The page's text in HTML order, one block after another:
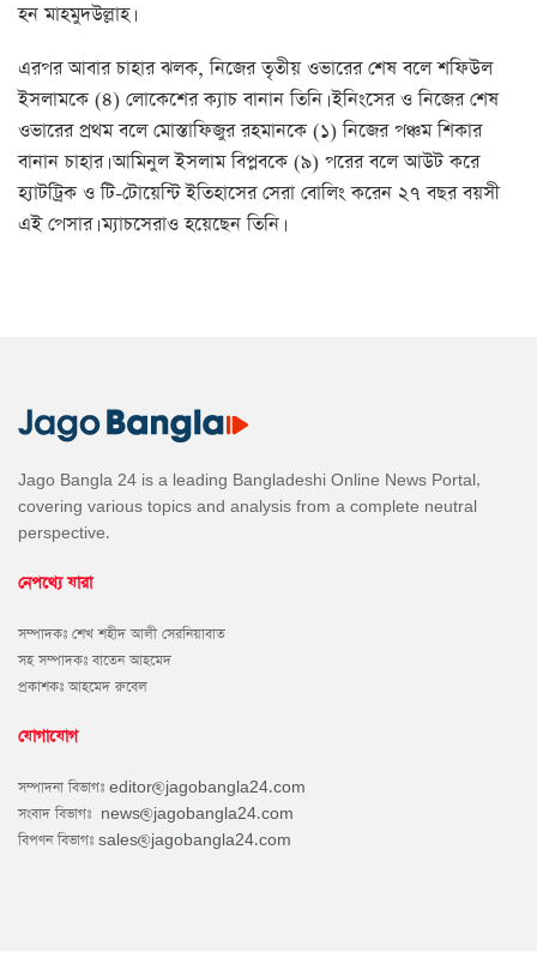
হন মাহমুদউল্লাহ।
এরপর আবার চাহার ঝলক, নিজের তৃতীয় ওভারের শেষ বলে শফিউল
ইসলামকে (৪) লোকেশের ক্যাচ বানান তিনি। ইনিংসের ও নিজের শেষ
ওভারের প্রথম বলে মোস্তাফিজুর রহমানকে (১) নিজের পঞ্চম শিকার
বানান চাহার। আমিনুল ইসলাম বিপ্লবকে (৯) পরের বলে আউট করে
হ্যাটট্রিক ও টি-টোয়েন্টি ইতিহাসের সেরা বোলিং করেন ২৭ বছর বয়সী
এই পেসার। ম্যাচসেরাও হয়েছেন তিনি।
Jago Bangla 24 is a leading Bangladeshi Online News Portal,
covering various topics and analysis from a complete neutral
perspective.
নেপথ্যে যারা
সম্পাদকঃ শেখ শহীদ আলী সেরনিয়াবাত
সহ সম্পাদকঃ বাতেন আহমেদ
প্রকাশকঃ আহমেদ রুবেল
যোগাযোগ
সম্পাদনা বিভাগঃ editor@jagobangla24.com
সংবাদ বিভাগঃ news@jagobangla24.com
বিপণন বিভাগঃ sales@jagobangla24.com